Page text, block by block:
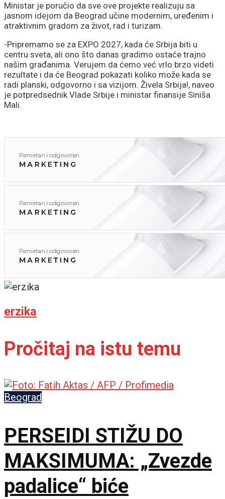
Ministar je poručio da sve ove projekte realizuju sa
jasnom idejom da Beograd učine modernim, uređenim i
atraktivnim gradom za život, rad i turizam.
-Pripremamo se za EXPO 2027, kada će Srbija biti u
centru sveta, ali ono što danas gradimo ostaće trajno
našim građanima. Verujem da ćemo već vrlo brzo videti
rezultate i da će Beograd pokazati koliko može kada se
radi planski, odgovorno i sa vizijom. Živela Srbija!, naveo
je potpredsednik Vlade Srbije i ministar finansije Siniša
Mali.
erzika
Pročitaj na istu temu
Beograd
PERSEIDI STIŽU DO
MAKSIMUMA: „Zvezde
padalice“ biće